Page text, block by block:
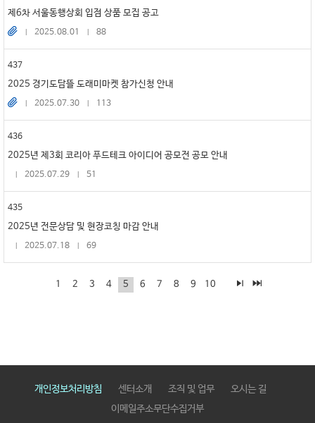
제6차 서울동행상회 입점 상품 모집 공고
2025.08.01
88
437
2025 경기도담뜰 도래미마켓 참가신청 안내
2025.07.30
113
436
2025년 제3회 코리아 푸드테크 아이디어 공모전 공모 안내
2025.07.29
51
435
2025년 전문상담 및 현장코칭 마감 안내
2025.07.18
69
1 2 3 4 5 6 7 8 9 10
개인정보처리방침 센터소개 조직 및 업무
오시는 길
이메일주소무단수집거부